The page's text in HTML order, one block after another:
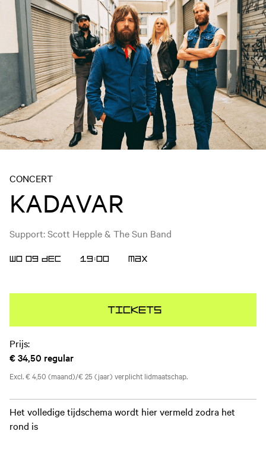
CONCERT
KADAVAR
Support: Scott Hepple & The Sun Band
WO 09 DEC 19:00 MAX
Tickets
Prijs:
€ 34,50 regular
Excl. € 4,50 (maand)/€ 25 (jaar) verplicht lidmaatschap.
Het volledige tijdschema wordt hier vermeld zodra het
rond is